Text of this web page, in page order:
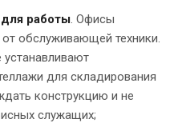
работы. Офисы
обслуживающей техники.
для складирования
конструкцию и не
служащих;